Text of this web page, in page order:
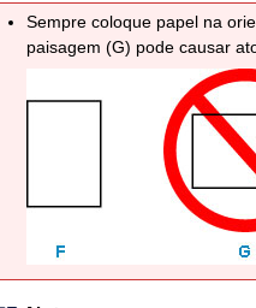
Sempre coloque papel na
paisagem (G) pode causar